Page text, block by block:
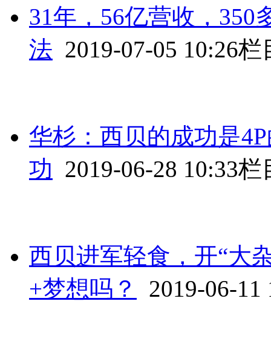
31年，56亿营收，
法 2019-07-05 10:26栏
华杉：西贝的成功是
功 2019-06-28 10:33栏
西贝进军轻食，开“大
+梦想吗？
2019-06-11